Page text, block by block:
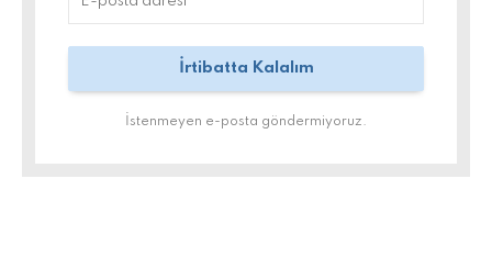
İstenmeyen e-posta göndermiyoruz.